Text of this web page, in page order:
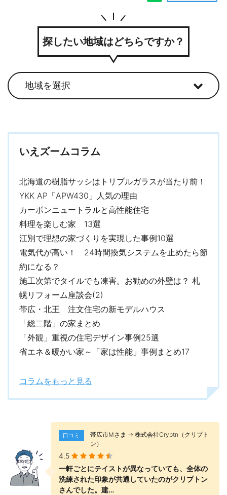
探したい地域はどちらですか？
いえズームコラム
北海道の樹脂サッシはトリプルガラスが当たり前！
YKK AP「APW430」人気の理由
カーボンニュートラルと高性能住宅
料理を楽しむ家 13選
江別で理想の家づくりを実現した事例10選
電気代が高い！ 24時間換気システムを止めたら節
約になる？
施工次第でタイルでも凍害。お勧めの外壁は？ 札
幌リフォーム座談会(2)
帯広・北王 注文住宅の新モデルハウス
「総二階」の家まとめ
「外観」重視の住宅デザイン事例25選
省エネ＆暖かい家～「家は性能」事例まとめ17
コラムをもっと見る
口コミ
帯広市Mさま → 株式会社Cryptn（クリプト
ン）
4.5
一軒ごとにテイストが異なっていても、全体の
洗練された印象が共通していたのがクリプトン
さんでした。建…